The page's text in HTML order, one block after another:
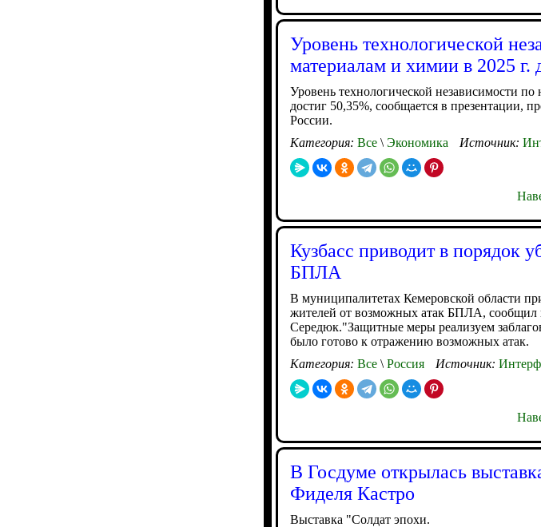
Уровень технологической
материалам и химии в 2025 г.
Уровень технологической независимости
достиг 50,35%, сообщается в презентации,
России.
Категория: Все \ Экономика Источник:
Кузбасс приводит в порядок
БПЛА
В муниципалитетах Кемеровской области
жителей от возможных атак БПЛА, сообщил
Середюк."Защитные меры реализуем
было готово к отражению возможных атак.
Категория: Все \ Россия Источник:
В Госдуме открылась
Фиделя Кастро
Выставка "Солдат эпохи.